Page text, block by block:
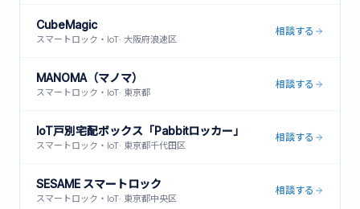
CubeMagic
スマートロック・IoT· 大阪府浪速区
相談する
MANOMA（マノマ）
スマートロック・IoT· 東京都
相談する
IoT戸別宅配ボックス「Pabbitロッカー」
スマートロック・IoT· 東京都千代田区
相談する
SESAME スマートロック
スマートロック・IoT· 東京都中央区
相談する